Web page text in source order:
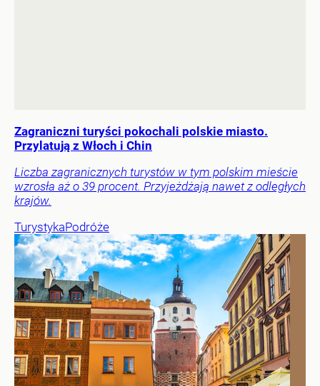
Zagraniczni turyści pokochali polskie miasto.
Przylatują z Włoch i Chin
Liczba zagranicznych turystów w tym polskim mieście
wzrosła aż o 39 procent. Przyjeżdżają nawet z odległych
krajów.
TurystykaPodróże